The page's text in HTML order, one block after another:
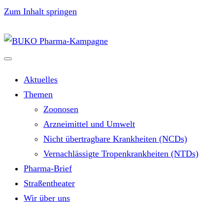
Zum Inhalt springen
Aktuelles
Themen
Zoonosen
Arzneimittel und Umwelt
Nicht übertragbare Krankheiten (NCDs)
Vernachlässigte Tropenkrankheiten (NTDs)
Pharma-Brief
Straßentheater
Wir über uns